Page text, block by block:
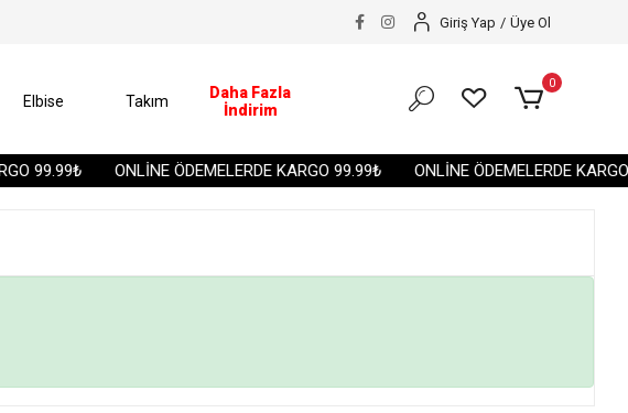
99.99₺ ONLİNE ÖDEMELERDE KARGO 99.99₺ ONLİNE ÖDEMELERDE
Giriş Yap / Üye Ol
Elbise Takım
Daha Fazla
İndirim
0